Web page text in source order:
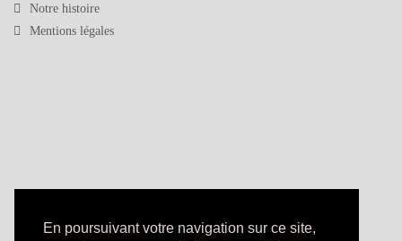
En poursuivant votre navigation sur ce site,
Notre histoire
Mentions légales